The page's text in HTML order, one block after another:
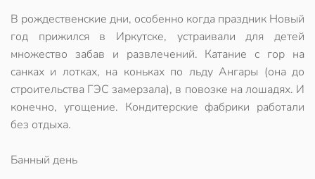
В рождественские дни, особенно когда праздник Новый
год прижился в Иркутске, устраивали для детей
множество забав и развлечений. Катание с гор на
санках и лотках, на коньках по льду Ангары (она до
строительства ГЭС замерзала), в повозке на лошадях. И
конечно, угощение. Кондитерские фабрики работали
без отдыха.
Банный день